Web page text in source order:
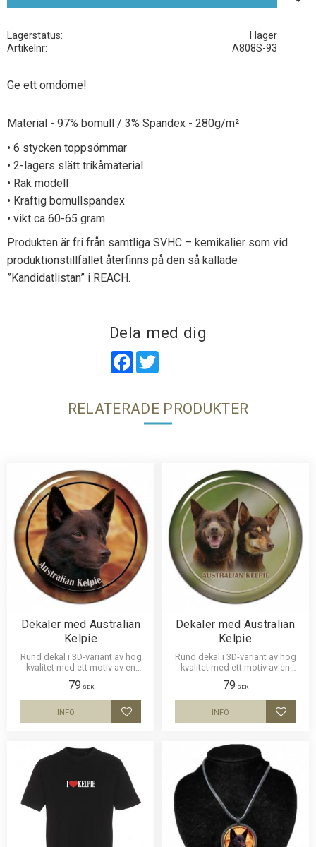
Lagerstatus
I lager
Artikelnr
A808S-93
Ge ett omdöme!
Material - 97% bomull / 3% Spandex - 280g/m²
• 6 stycken toppsömmar
• 2-lagers slätt trikåmaterial
• Rak modell
• Kraftig bomullspandex
• vikt ca 60-65 gram
Produkten är fri från samtliga SVHC – kemikalier som vid
produktionstillfället återfinns på den så kallade
”Kandidatlistan” i REACH.
Dela med dig
Facebook
RELATERADE PRODUKTER
Dekaler med Australian
Kelpie
Rund dekal i 3D-variant av hög
kvalitet med ett motiv av en
storlekar 10 cm , 15 cm och 30
cm i diameter.
79 SEK
Lägg till i favoriter
INFO
Dekaler med Australian
Kelpie
Rund dekal i 3D-variant av hög
kvalitet med ett motiv av en
storlekar 10 cm och 30 cm i
diameter.
79 SEK
Lägg
INFO